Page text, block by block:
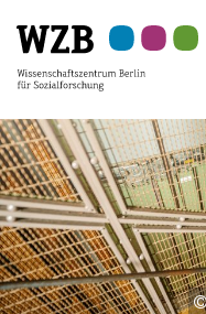
Hauptinhalt
springen
Navigation
springen
Suche
springen
Sekundärnavigation
springen
Fußzeile
springen
Menü